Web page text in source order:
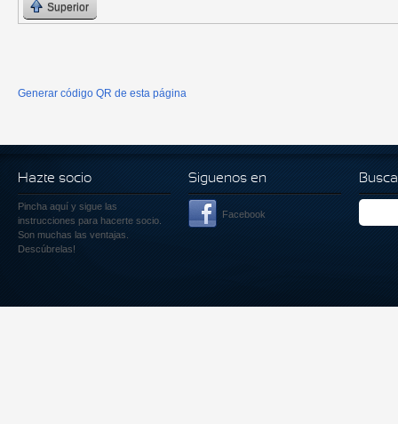
Superior
Generar código QR de esta página
Hazte socio
Pincha aquí y sigue las
instrucciones para hacerte socio.
Son muchas las ventajas.
Descúbrelas!
Siguenos en
Facebook